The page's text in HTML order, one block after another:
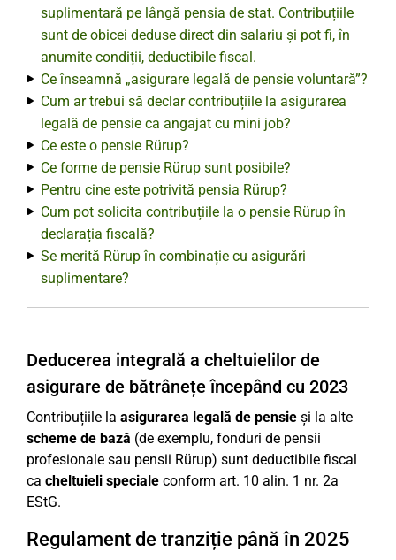
suplimentară pe lângă pensia de stat. Contribuțiile
sunt de obicei deduse direct din salariu și pot fi, în
anumite condiții, deductibile fiscal.
Ce înseamnă „asigurare legală de pensie voluntară”?
Cum ar trebui să declar contribuțiile la asigurarea
legală de pensie ca angajat cu mini job?
Ce este o pensie Rürup?
Ce forme de pensie Rürup sunt posibile?
Pentru cine este potrivită pensia Rürup?
Cum pot solicita contribuțiile la o pensie Rürup în
declarația fiscală?
Se merită Rürup în combinație cu asigurări
suplimentare?
Deducerea integrală a cheltuielilor de
asigurare de bătrânețe începând cu 2023
Contribuțiile la asigurarea legală de pensie și la alte
scheme de bază (de exemplu, fonduri de pensii
profesionale sau pensii Rürup) sunt deductibile fiscal
ca cheltuieli speciale conform art. 10 alin. 1 nr. 2a
EStG.
Regulament de tranziție până în 2025